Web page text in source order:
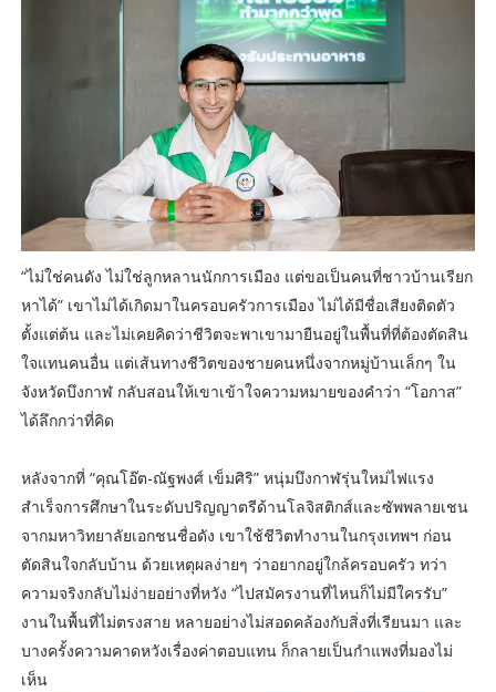
“ไม่ใช่คนดัง ไม่ใช่ลูกหลานนักการเมือง แต่ขอเป็นคนที่ชาวบ้านเรียก
หาได้” เขาไม่ได้เกิดมาในครอบครัวการเมือง ไม่ได้มีชื่อเสียงติดตัว
ตั้งแต่ต้น และไม่เคยคิดว่าชีวิตจะพาเขามายืนอยู่ในพื้นที่ที่ต้องตัดสิน
ใจแทนคนอื่น แต่เส้นทางชีวิตของชายคนหนึ่งจากหมู่บ้านเล็กๆ ใน
จังหวัดบึงกาฬ กลับสอนให้เขาเข้าใจความหมายของคำว่า “โอกาส”
ได้ลึกกว่าที่คิด
หลังจากที่ “คุณโอ๊ต-ณัฐพงศ์ เข็มศิริ” หนุ่มบึงกาฬรุ่นใหม่ไฟแรง
สำเร็จการศึกษาในระดับปริญญาตรีด้านโลจิสติกส์และซัพพลายเชน
จากมหาวิทยาลัยเอกชนชื่อดัง เขาใช้ชีวิตทำงานในกรุงเทพฯ ก่อน
ตัดสินใจกลับบ้าน ด้วยเหตุผลง่ายๆ ว่าอยากอยู่ใกล้ครอบครัว ทว่า
ความจริงกลับไม่ง่ายอย่างที่หวัง “ไปสมัครงานที่ไหนก็ไม่มีใครรับ”
งานในพื้นที่ไม่ตรงสาย หลายอย่างไม่สอดคล้องกับสิ่งที่เรียนมา และ
บางครั้งความคาดหวังเรื่องค่าตอบแทน ก็กลายเป็นกำแพงที่มองไม่
เห็น